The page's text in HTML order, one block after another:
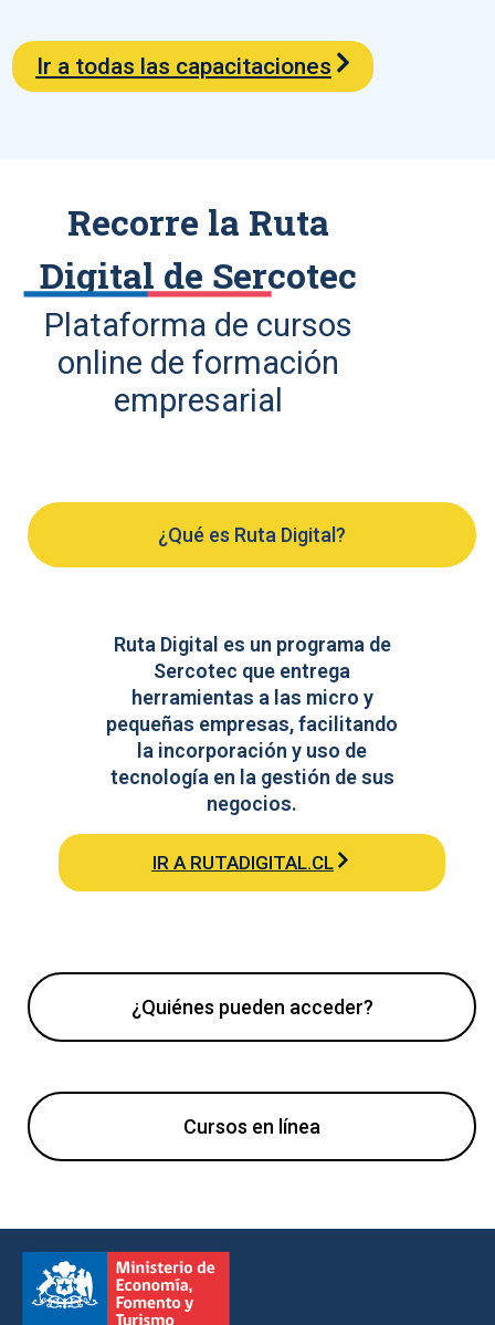
Ir a todas las capacitaciones
Recorre la Ruta
Digital de Sercotec
Plataforma de cursos
online de formación
empresarial
¿Qué es Ruta Digital?
¿Quiénes pueden acceder?
Cursos en línea
Ruta Digital es un programa de
Sercotec que entrega
herramientas a las micro y
pequeñas empresas, facilitando
la incorporación y uso de
tecnología en la gestión de sus
negocios.
IR A RUTADIGITAL.CL